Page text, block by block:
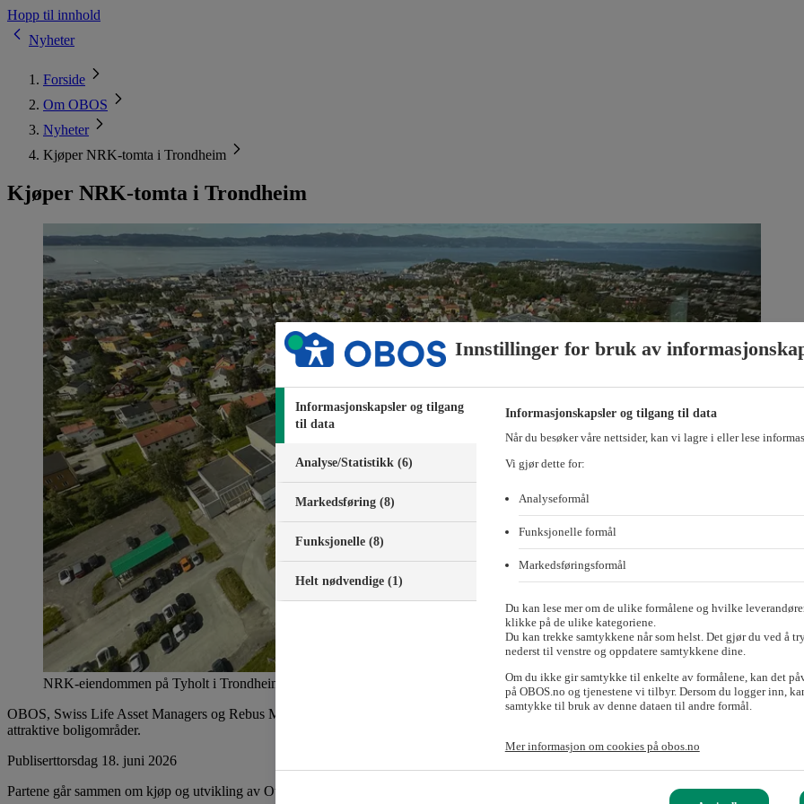
Hopp til innhold
Nyheter
Forside
Om OBOS
Nyheter
Kjøper NRK-tomta i Trondheim
Kjøper NRK-tomta i Trondheim
NRK-eiendommen på Tyholt i Trondheim er på 41 mål og har et potensial på rundt 650 boliger.
OBOS, Swiss Life Asset Managers og Rebus Midt-Norge AS har inngått avtale om kjøp av NRK-eiendommen på Tyholt i Trondheim.
attraktive boligområder.
Publiserttorsdag 18. juni 2026
Partene går sammen om kjøp og utvikling av Otto Nielsens veg 2, som i dag huser NRKs regionskontor. OBOS skal være utvikler og
Innstillinger for bruk av
Informasjonskapsler og tilgang
til data
Analyse/Statistikk (6)
Markedsføring (8)
Funksjonelle (8)
Helt nødvendige (1)
Informasjonskapsler og tilgang til data
Når du besøker våre nettsider, kan vi lagre i eller lese
Vi gjør dette for:
Analyseformål
Funksjonelle formål
Markedsføringsformål
Du kan lese mer om de ulike formålene og hvilke
klikke på de ulike kategoriene.
Du kan trekke samtykkene når som helst. Det gjør du ved å
nederst til venstre og oppdatere samtykkene dine.
Om du ikke gir samtykke til enkelte av formålene, kan det
på OBOS.no og tjenestene vi tilbyr. Dersom du logger inn,
samtykke til bruk av denne dataen til andre formål.
Mer informasjon om cookies på obos.no